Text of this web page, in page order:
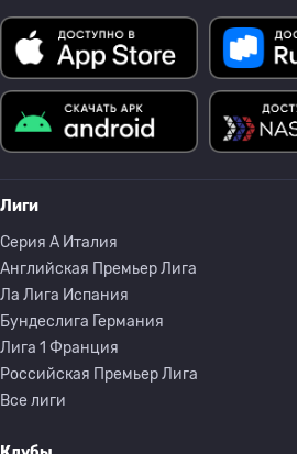
Лиги
Серия A Италия
Английская Премьер Лига
Ла Лига Испания
Бундеслига Германия
Лига 1 Франция
Российская Премьер Лига
Все лиги